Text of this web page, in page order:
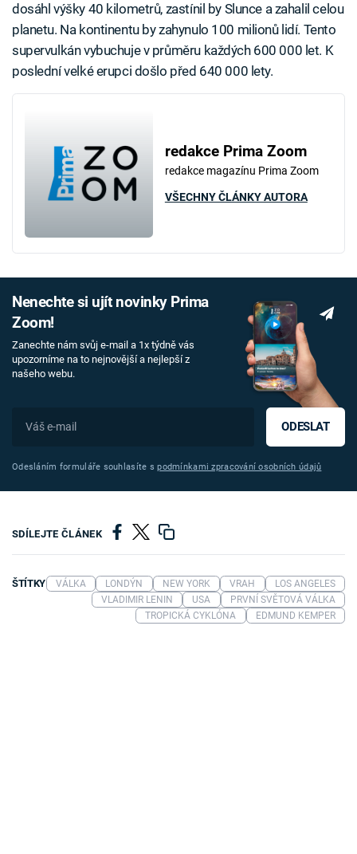
dosáhl výšky 40 kilometrů, zastínil by Slunce a zahalil celou
planetu. Na kontinentu by zahynulo 100 milionů lidí. Tento
supervulkán vybuchuje v průměru každých 600 000 let. K
poslední velké erupci došlo před 640 000 lety.
redakce Prima Zoom
redakce magazínu Prima Zoom
VŠECHNY ČLÁNKY AUTORA
Nenechte si ujít novinky Prima
Zoom!
Zanechte nám svůj e-mail a 1x týdně vás
upozorníme na to nejnovější a nejlepší z
našeho webu.
ODESLAT
Odesláním formuláře souhlasíte spodmínkami zpracování osobních údajů
SDÍLEJTE ČLÁNEK
ŠTÍTKY VÁLKA LONDÝN NEW YORK VRAH
LOS ANGELES
VLADIMIR LENIN
USA
PRVNÍ SVĚTOVÁ VÁLKA
TROPICKÁ CYKLÓNA
EDMUND KEMPER